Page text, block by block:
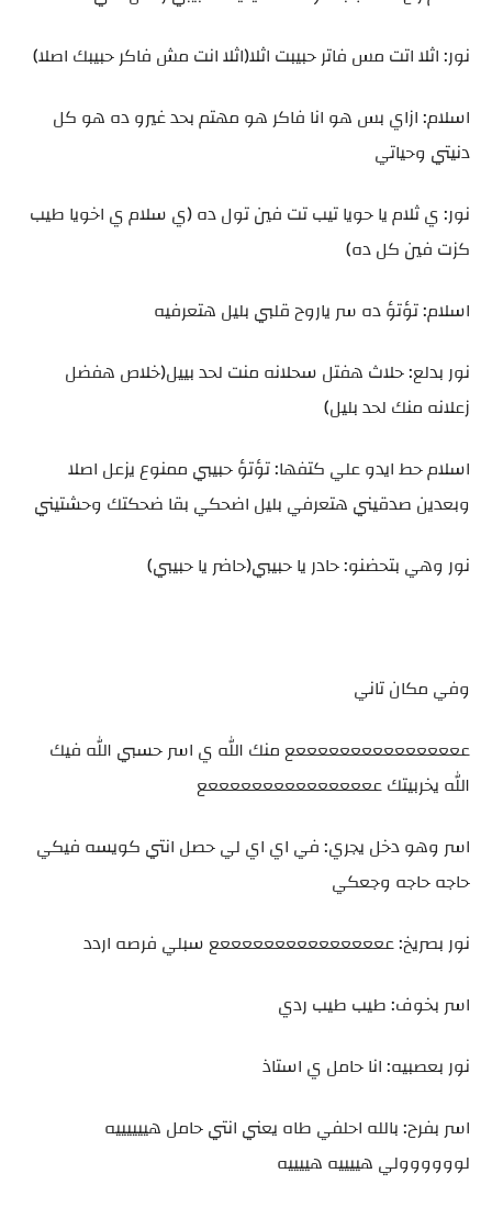
نور: اثلا اتت مس فاتر حبيبت اثلا(اثلا انت مش فاكر حبيبك اصلا)
اسلام: ازاي بس هو انا فاكر هو مهتم بحد غيرو ده هو كل
دنيتي وحياتي
نور: ي ثلام يا حويا تيب تت فين تول ده (ي سلام ي اخويا طيب
كزت فين كل ده)
اسلام: تؤتؤ ده سر ياروح قلبي بليل هتعرفيه
نور بدلع: حلاث هفتل سحلانه منت لحد بييل(خلاص هفضل
زعلانه منك لحد بليل)
اسلام حط ايدو علي كتفها: تؤتؤ حبيبي ممنوع يزعل اصلا
وبعدين صدقيني هتعرفي بليل اضحكي بقا ضحكتك وحشتيني
نور وهي بتحضنو: حادر يا حبيبي(حاضر يا حبيبي)
وفي مكان تاني
ععععععععععععععععع منك الله ي اسر حسبي الله فيك
الله يخربيتك ععععععععععععععععع
اسر وهو دخل يجري: في اي اي لي حصل انتي كويسه فيكي
حاجه حاجه وجعكي
نور بصريخ: ععععععععععععععععع سبلي فرصه اردد
اسر بخوف: طيب طيب ردي
نور بعصبيه: انا حامل ي استاذ
اسر بفرح: بالله احلفي طاه يعني انتي حامل هييييييه
لوووووولي هييييه هييييه